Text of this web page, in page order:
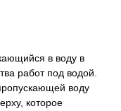
в воду в
работ под водой.
воду
которое